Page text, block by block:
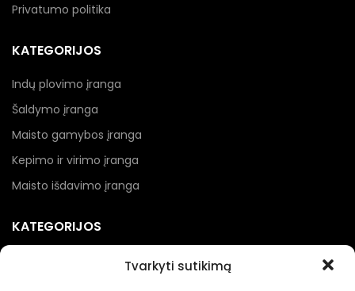
Tvarkyti sutikimą
Privatumo politika
KATEGORIJOS
Indų plovimo įranga
Šaldymo įranga
Maisto gamybos įranga
Kepimo ir virimo įranga
Maisto išdavimo įranga
KATEGORIJOS